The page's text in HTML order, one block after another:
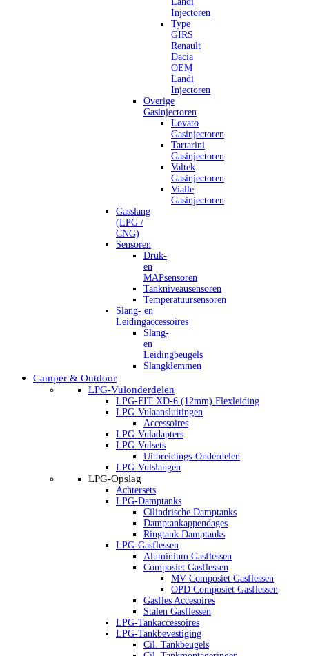
Injectoren
Type
GIRS
Renault
Dacia
OEM
Landi
Injectoren
Overige
Gasinjectoren
Lovato
Gasinjectoren
Tartarini
Gasinjectoren
Valtek
Gasinjectoren
Vialle
Gasinjectoren
Gasslang
(LPG /
CNG)
Sensoren
Druk-
en
MAPsensoren
Tankniveausensoren
Temperatuursensoren
Slang- en
Leidingaccessoires
Slang-
en
Leidingbeugels
Slangklemmen
Camper & Outdoor
LPG-Vulonderdelen
LPG-FIT XD-6 (12mm) Flexleiding
LPG-Vulaansluitingen
Accessoires
LPG-Vuladapters
LPG-Vulsets
Uitbreidings-Onderdelen
LPG-Vulslangen
LPG-Opslag
Achtersets
LPG-Damptanks
Cilindrische Damptanks
Damptankappendages
Ringtank Damptanks
LPG-Gasflessen
Aluminium Gasflessen
Composiet Gasflessen
MV Composiet Gasflessen
OPD Composiet Gasflessen
Gasfles Accesoires
Stalen Gasflessen
LPG-Tankaccessoires
LPG-Tankbevestiging
Cil. Tankbeugels